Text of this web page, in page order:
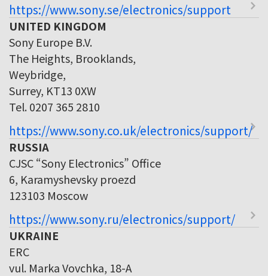
https://www.sony.se/electronics/support
UNITED KINGDOM
Sony Europe B.V.
The Heights, Brooklands,
Weybridge,
Surrey, KT13 0XW
Tel. 0207 365 2810
https://www.sony.co.uk/electronics/support/
RUSSIA
CJSC “Sony Electronics” Office
6, Karamyshevsky proezd
123103 Moscow
https://www.sony.ru/electronics/support/
UKRAINE
ERC
vul. Marka Vovchka, 18-A